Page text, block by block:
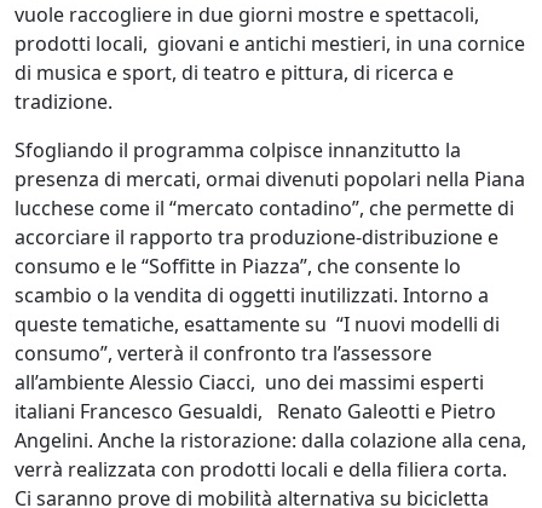
vuole raccogliere in due giorni mostre e spettacoli,
prodotti locali, giovani e antichi mestieri, in una cornice
di musica e sport, di teatro e pittura, di ricerca e
tradizione.
Sfogliando il programma colpisce innanzitutto la
presenza di mercati, ormai divenuti popolari nella Piana
lucchese come il “mercato contadino”, che permette di
accorciare il rapporto tra produzione-distribuzione e
consumo e le “Soffitte in Piazza”, che consente lo
scambio o la vendita di oggetti inutilizzati. Intorno a
queste tematiche, esattamente su “I nuovi modelli di
consumo”, verterà il confronto tra l’assessore
all’ambiente Alessio Ciacci, uno dei massimi esperti
italiani Francesco Gesualdi, Renato Galeotti e Pietro
Angelini. Anche la ristorazione: dalla colazione alla cena,
verrà realizzata con prodotti locali e della filiera corta.
Ci saranno prove di mobilità alternativa su bicicletta